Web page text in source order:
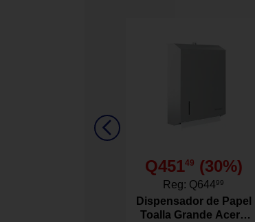
Detalles del Producto
Descripción De Material
Q45149 (30%)
Reg: Q64499
Dispensador de Papel
Toalla Grande Acero